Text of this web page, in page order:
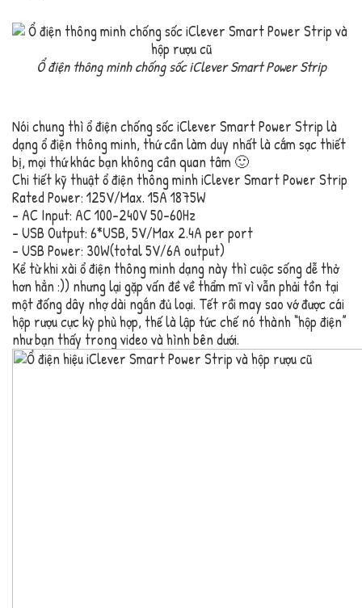
Ổ điện thông minh chống sốc iClever Smart Power Strip
Nói chung thì ổ điện chống sốc iClever Smart Power Strip là
dạng ổ điện thông minh, thứ cần làm duy nhất là cắm sạc thiết
bị, mọi thứ khác bạn không cần quan tâm 🙂
Chi tiết kỹ thuật ổ điện thông minh iClever Smart Power Strip
Rated Power: 125V/Max. 15A 1875W
– AC Input: AC 100-240V 50-60Hz
– USB Output: 6*USB, 5V/Max 2.4A per port
– USB Power: 30W(total 5V/6A output)
Kể từ khi xài ổ điện thông minh dạng này thì cuộc sống dễ thở
hơn hẳn :)) nhưng lại gặp vấn đề về thẩm mĩ vì vẫn phải tồn tại
một đống dây nhợ dài ngắn đủ loại. Tết rồi may sao vớ được cái
hộp rượu cực kỳ phù hợp, thế là lập tức chế nó thành “hộp điện”
như bạn thấy trong video và hình bên dưới.